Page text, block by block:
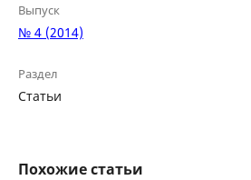
Выпуск
№ 4 (2014)
Раздел
Статьи
Похожие статьи